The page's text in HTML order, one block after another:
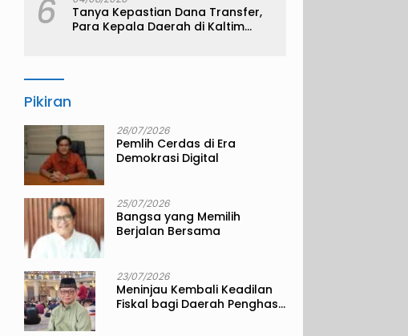
6
Tanya Kepastian Dana Transfer,
Para Kepala Daerah di Kaltim
Pikiran
26/07/2026
Pemlih Cerdas di Era
Demokrasi Digital
25/07/2026
Bangsa yang Memilih
Berjalan Bersama
23/07/2026
Meninjau Kembali Keadilan
Fiskal bagi Daerah Penghasil